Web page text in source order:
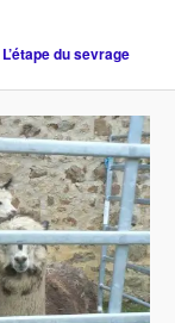
L’étape du sevrage